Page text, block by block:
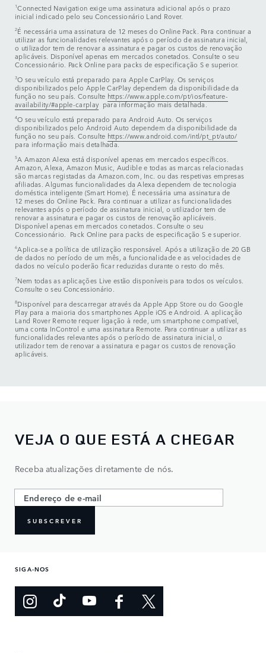
1Connected Navigation exige uma assinatura adicional após o prazo
inicial indicado pelo seu Concessionário Land Rover.
2É necessária uma assinatura de 12 meses do Online Pack. Para continuar a
utilizar as funcionalidades relevantes após o período de assinatura inicial,
o utilizador tem de renovar a assinatura e pagar os custos de renovação
aplicáveis. Disponível apenas em mercados conetados. Consulte o seu
Concessionário. Pack Online para packs de especificação S e superior.
3O seu veículo está preparado para Apple CarPlay. Os serviços
disponibilizados pelo Apple CarPlay dependem da disponibilidade da
função no seu país. Consulte https://www.apple.com/pt/ios/feature-
availability/#apple-carplay para informação mais detalhada.
4O seu veículo está preparado para Android Auto. Os serviços
disponibilizados pelo Android Auto dependem da disponibilidade da
função no seu país. Consulte https://www.android.com/intl/pt_pt/auto/
para informação mais detalhada.
5A Amazon Alexa está disponível apenas em mercados específicos.
Amazon, Alexa, Amazon Music, Audible e todas as marcas relacionadas
são marcas registadas da Amazon.com, Inc. ou das respetivas empresas
afiliadas. Algumas funcionalidades da Alexa dependem de tecnologia
doméstica inteligente (Smart Home). É necessária uma assinatura de
12 meses do Online Pack. Para continuar a utilizar as funcionalidades
relevantes após o período de assinatura inicial, o utilizador tem de
renovar a assinatura e pagar os custos de renovação aplicáveis.
Disponível apenas em mercados conetados. Consulte o seu
Concessionário. Pack Online para packs de especificação S e superior.
6Aplica-se a política de utilização responsável. Após a utilização de 20 GB
de dados no período de um mês, a funcionalidade e as velocidades de
dados no veículo poderão ficar reduzidas durante o resto do mês.
7Nem todas as aplicações Live estão disponíveis para todos os veículos.
Consulte o seu Concessionário.
8Disponível para descarregar através da Apple App Store ou do Google
Play para a maioria dos smartphones Apple iOS e Android. A aplicação
Land Rover Remote requer ligação à rede, um smartphone compatível,
uma conta InControl e uma assinatura Remote. Para continuar a utilizar as
funcionalidades relevantes após o período de assinatura inicial, o
utilizador tem de renovar a assinatura e pagar os custos de renovação
aplicáveis.
VEJA O QUE ESTÁ A CHEGAR
Receba atualizações diretamente de nós.
SUBSCREVER
SIGA-NOS